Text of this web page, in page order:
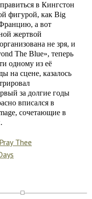
в Кингстон
фигурой, как Big
а вот
жертвой
не зря, и
The Blue», теперь
одному из её
на сцене, казалось
за долгие годы
вписался в
сочетающие в
Thee